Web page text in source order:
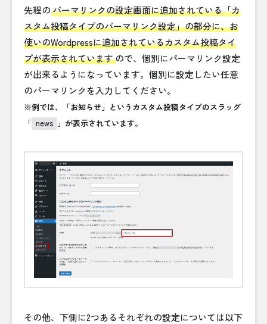
先程のパーマリンクの設定画面に追加されている「カ
スタム投稿タイプのパーマリンク設定」の部分に、お
使いのWordpressに追加されているカスタム投稿タイ
プが表示されていますので、個別にパーマリンク設定
が出来るようになっています。個別に設定したい任意
のパーマリンクを入力してください。
※例では、「お知らせ」というカスタム投稿タイプのスラッグ
「 news 」が表示されています。
その他、下側に2つあるそれぞれの設定については以下